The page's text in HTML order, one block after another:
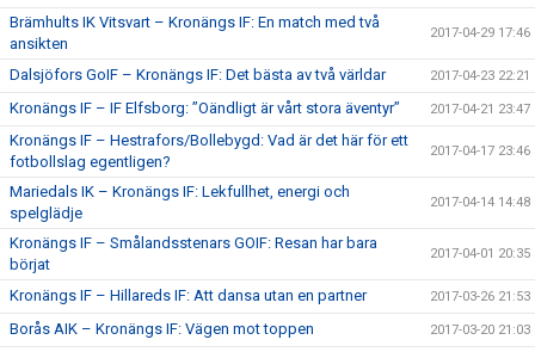
Brämhults IK Vitsvart – Kronängs IF: En match med två
ansikten
2017-04-29 17:46
Dalsjöfors GoIF – Kronängs IF: Det bästa av två världar 2017-04-23 22:21
Kronängs IF – IF Elfsborg: ”Oändligt är vårt stora äventyr” 2017-04-21 23:47
Kronängs IF – Hestrafors/Bollebygd: Vad är det här för ett
fotbollslag egentligen?
2017-04-17 23:46
Mariedals IK – Kronängs IF: Lekfullhet, energi och
spelglädje
2017-04-14 14:48
Kronängs IF – Smålandsstenars GOIF: Resan har bara
börjat
2017-04-01 20:35
Kronängs IF – Hillareds IF: Att dansa utan en partner 2017-03-26 21:53
Borås AIK – Kronängs IF: Vägen mot toppen 2017-03-20 21:03